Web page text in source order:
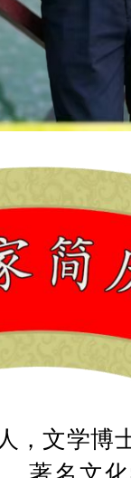
，文学博